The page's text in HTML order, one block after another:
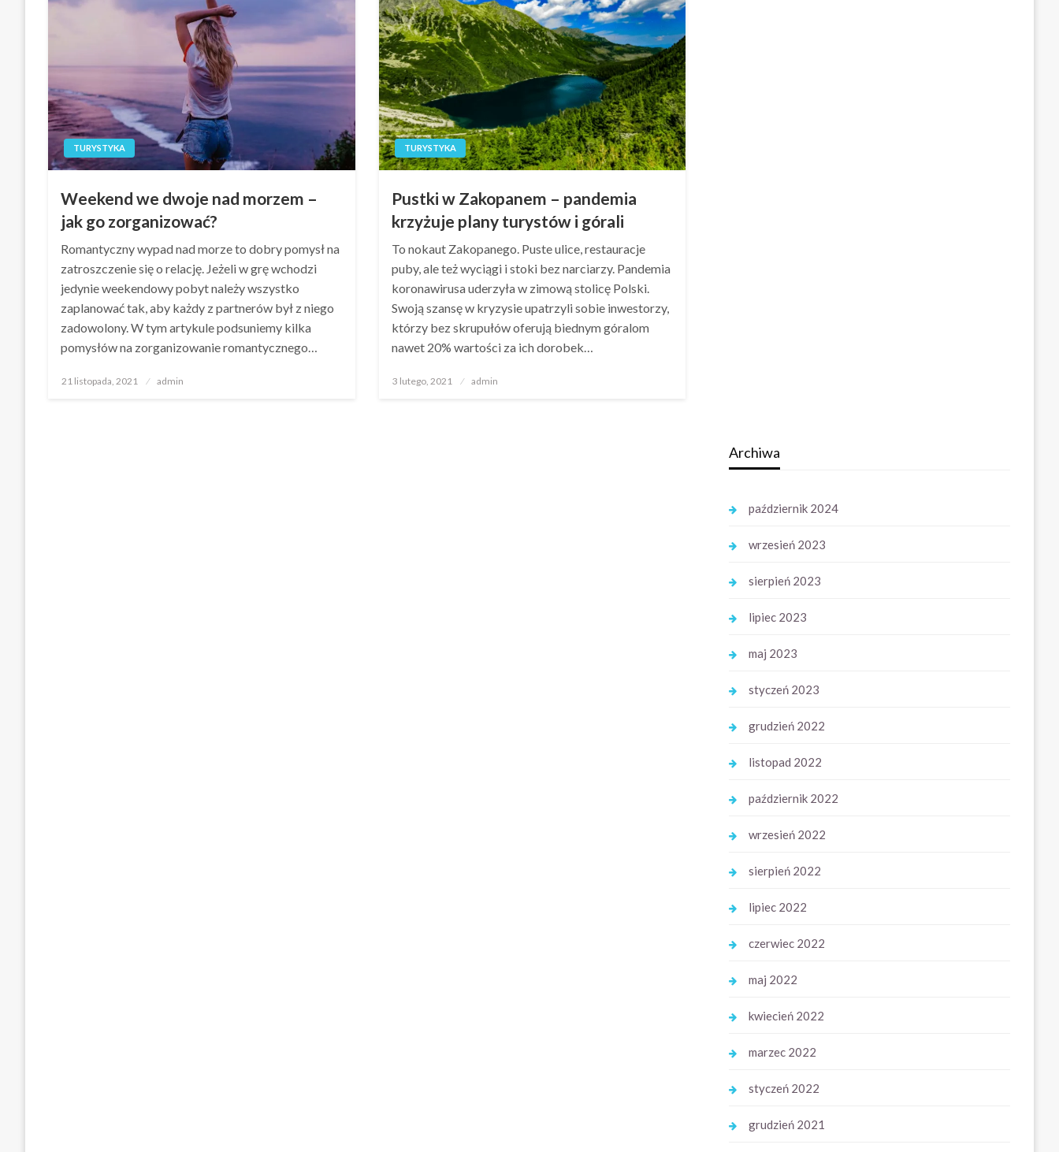
TURYSTYKA
Weekend we dwoje nad morzem –
jak go zorganizować?
Romantyczny wypad nad morze to dobry pomysł na
zatroszczenie się o relację. Jeżeli w grę wchodzi
jedynie weekendowy pobyt należy wszystko
zaplanować tak, aby każdy z partnerów był z niego
zadowolony. W tym artykule podsuniemy kilka
pomysłów na zorganizowanie romantycznego…
Opublikowane
21 listopada, 2021 admin
TURYSTYKA
Pustki w Zakopanem – pandemia
krzyżuje plany turystów i górali
To nokaut Zakopanego. Puste ulice, restauracje
puby, ale też wyciągi i stoki bez narciarzy. Pandemia
koronawirusa uderzyła w zimową stolicę Polski.
Swoją szansę w kryzysie upatrzyli sobie inwestorzy,
którzy bez skrupułów oferują biednym góralom
nawet 20% wartości za ich dorobek…
Opublikowane
3 lutego, 2021 admin
Archiwa
październik 2024
wrzesień 2023
sierpień 2023
lipiec 2023
maj 2023
styczeń 2023
grudzień 2022
listopad 2022
październik 2022
wrzesień 2022
sierpień 2022
lipiec 2022
czerwiec 2022
maj 2022
kwiecień 2022
marzec 2022
styczeń 2022
grudzień 2021